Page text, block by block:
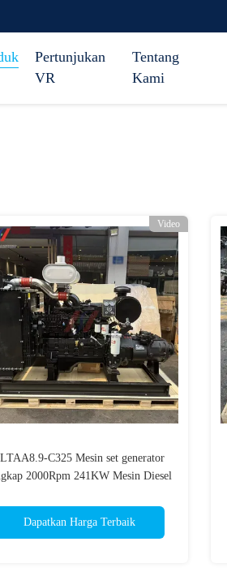
Pertunjukan
VR
Tentang
Kami
Video
C325 Mesin set generator
2000Rpm 241KW Mesin Diesel
Dapatkan Harga Terbaik